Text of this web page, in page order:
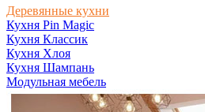
Деревянные кухни
Кухня Pin Magic
Кухня Классик
Кухня Хлоя
Кухня Шампань
Модульная мебель